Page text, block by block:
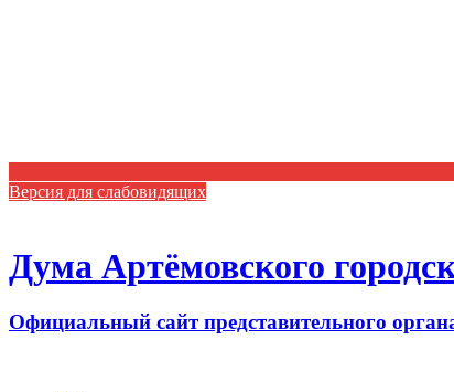
Версия для слабовидящих
Дума Артёмовского
Официальный сайт представительного